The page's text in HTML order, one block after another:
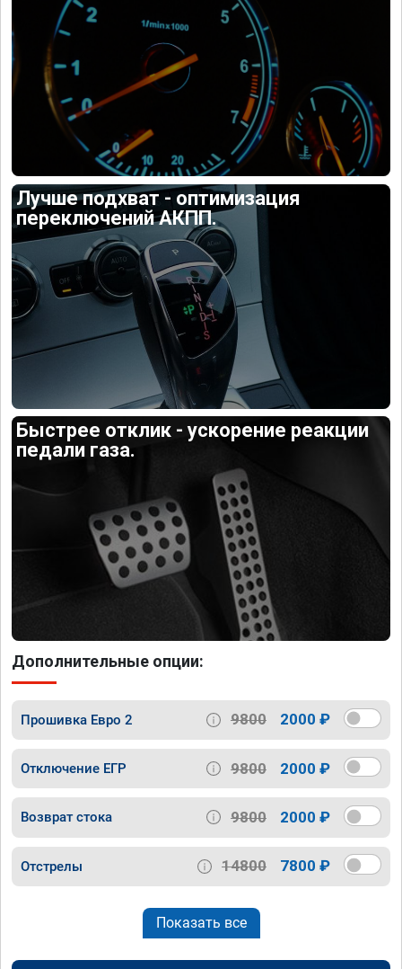
Лучше подхват - оптимизация
переключений АКПП.
Быстрее отклик - ускорение реакции
педали газа.
Дополнительные опции:
Прошивка Евро 2 9800 2000 ₽
Отключение ЕГР 9800 2000 ₽
Возврат стока 9800 2000 ₽
Отстрелы 14800 7800 ₽
Показать все